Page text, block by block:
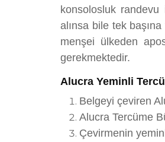
konsolosluk randevu
alınsa bile tek
menşei ülkeden
gerekmektedir.
Alucra Yeminli
Belgeyi çeviren
Alucra Tercüme
Çevirmenin